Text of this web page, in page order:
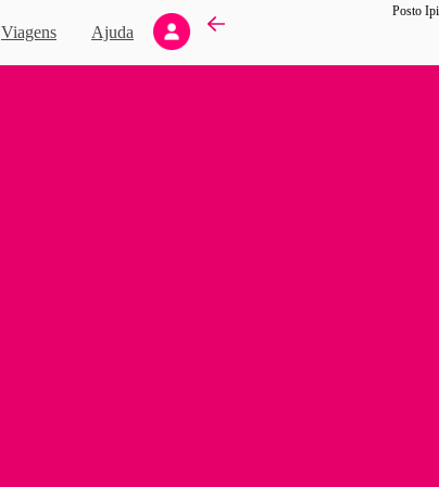
Viagens Ajuda
Posto